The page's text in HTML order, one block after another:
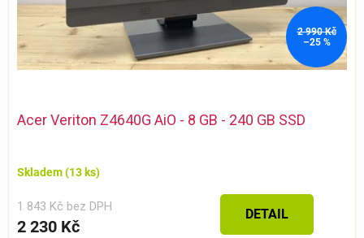
2 990 Kč
–25 %
Acer Veriton Z4640G AiO - 8 GB - 240 GB SSD
Skladem(13 ks)
1 843 Kč bez DPH
2 230 Kč
DETAIL